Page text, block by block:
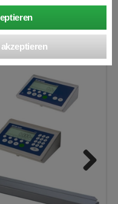
g, eichfähig